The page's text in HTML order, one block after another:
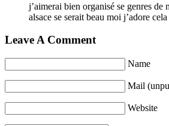
j’aimerai bien organisé se genres de
alsace se serait beau moi j’adore cela
Leave A Comment
Name
Mail
Website